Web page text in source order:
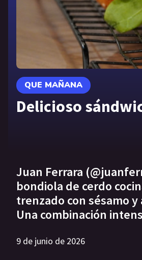
QUE MAÑANA
Delicioso
Juan Ferrara
bondiola de cerdo
trenzado con sésamo
Una combinación
9 de junio de 2026